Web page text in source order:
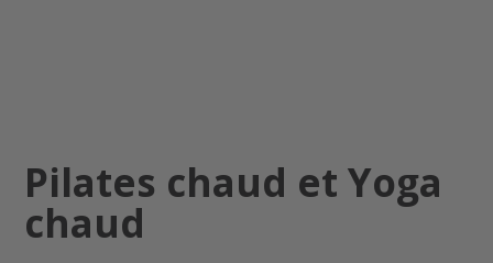
Pilates chaud et Yoga
chaud